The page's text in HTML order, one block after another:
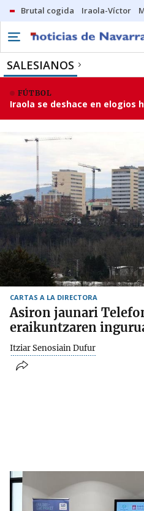
Brutal cogida Iraola-Víctor
SALESIANOS
FÚTBOL
Iraola se deshace en elogios
CARTAS A LA DIRECTORA
Asiron jaunari
eraikuntzaren
Itziar Senosiain Dufur